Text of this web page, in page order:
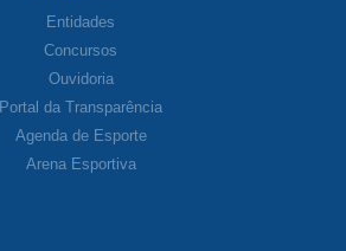
Entidades
Concursos
Ouvidoria
Portal da Transparência
Agenda de Esporte
Arena Esportiva